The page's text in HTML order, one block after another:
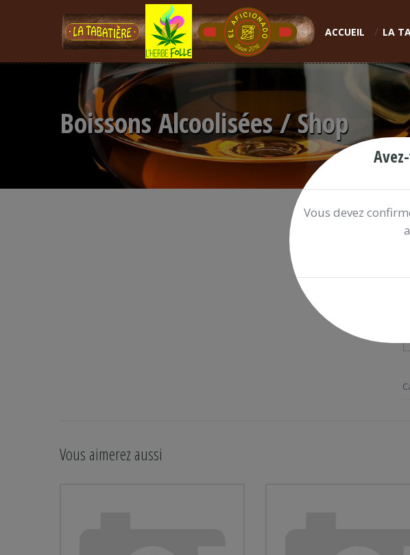
ACCUEIL LA
Boissons Alcoolisées / Shop
Vous aimerez aussi
Vous devez